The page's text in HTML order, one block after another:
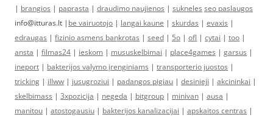
| brangios | paprasta | draudimo naujienos | sukneles seo paslaugos
info@itturas.lt | be vairuotojo | langai kaune | skurdas | evaxis |
edraugas | fizinio asmens bankrotas | seed | 5o | ofl | cytai | too |
ansta | filmas24 | ieskom | mususkelbimai | place4games | garsus |
ineport | bakterijos valymo įrenginiams | transporterio juostos |
tricking | illww | jusugroziui | padangos pigiau | desinieji | akcininkai |
skelbimass | 3xpozicija | negeda | bitgroup | minivan | ausa |
manitou | atostogausiu | bakterijos kanalizacijai | apskaitos centras |